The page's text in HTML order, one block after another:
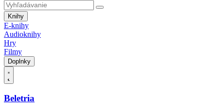
Knihy
E-knihy
Audioknihy
Hry
Filmy
Doplnky
Beletria